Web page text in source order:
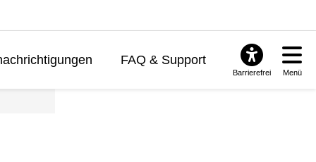
FAQ & Support
Barrierefrei Menü